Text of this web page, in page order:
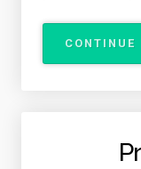
CONTINUE